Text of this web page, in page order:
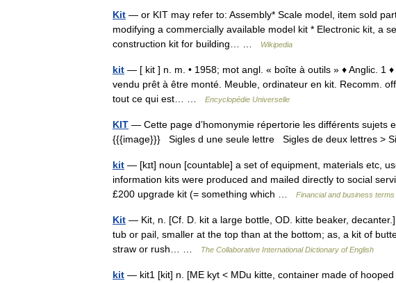
Kit — or KIT may refer to: Assembly* Scale model, item sold
modifying a commercially available model kit * Electronic kit, a
construction kit for building… …
Wikipedia
kit — [ kit ] n. m. • 1958; mot angl. « boîte à outils » ♦ Anglic. 1
vendu prêt à être monté. Meuble, ordinateur en kit. Recomm.
tout ce qui est… …
Encyclopédie Universelle
KIT — Cette page d’homonymie répertorie les différents sujets
{{{image}}} Sigles d une seule lettre Sigles de deux lettres >
kit — [kɪt] noun [countable] a set of equipment, materials etc,
information kits were produced and mailed directly to social
£200 upgrade kit (= something which …
Financial and business terms
Kit — Kit, n. [Cf. D. kit a large bottle, OD. kitte beaker,
tub or pail, smaller at the top than at the bottom; as, a kit of
straw or rush… …
The Collaborative International Dictionary of English
kit — kit1 [kit] n. [ME kyt < MDu kitte, container made of